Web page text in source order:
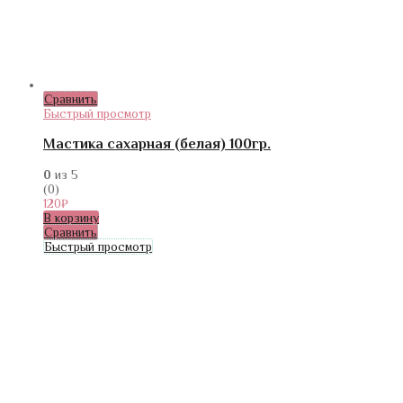
Сравнить
Быстрый просмотр
Мастика сахарная (белая) 100гр.
0 из 5
(0)
120₽
В корзину
Сравнить
Быстрый просмотр